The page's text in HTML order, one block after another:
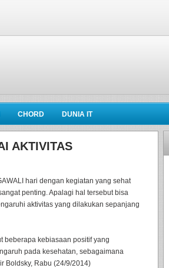
CHORD DUNIA IT
AKTIVITAS
hari dengan kegiatan yang sehat
penting. Apalagi hal tersebut bisa
aktivitas yang dilakukan sepanjang
beberapa kebiasaan positif yang
pada kesehatan, sebagaimana
Boldsky, Rabu (24/9/2014)